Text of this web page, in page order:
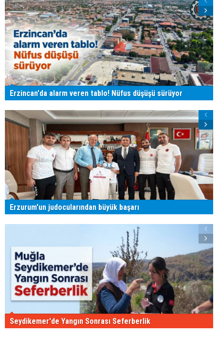
Erzincan'da alarm veren tablo! Nüfus düşüşü sürüyor
Erzurum'un judocularından büyük başarı
Seydikemer'de Yangın Sonrası Seferberlik